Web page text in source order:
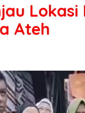
l
i
K
o
i
n
j
a
u
Lokasi
Ateh